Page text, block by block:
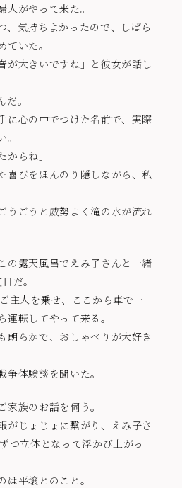
人がやって来た。
、気持ちよかったので、しばら
ていた。
が大きいですね」と彼女が話し
。
に心の中でつけた名前で、実際
からね」
喜びをほんのり隠しながら、私
うごうと威勢よく滝の水が流れ
の露天風呂でえみ子さんと一緒
だ。
主人を乗せ、ここから車で一
運転してやって来る。
朗らかで、おしゃべりが大好き
体験談を聞いた。
族のお話を伺う。
がじょじょに繋がり、えみ子さ
つ立体となって浮かび上がっ
は平壌とのこと。